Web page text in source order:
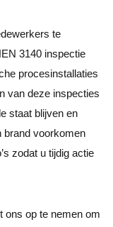
te
3140 inspectie
procesinstallaties
van deze inspecties
staat blijven en
brand voorkomen
zodat u tijdig actie
ons op te nemen om